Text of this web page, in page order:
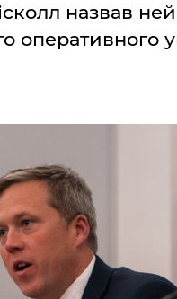
назвав
оперативного